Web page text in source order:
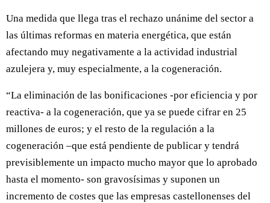
Una medida que llega tras el rechazo unánime del sector a
las últimas reformas en materia energética, que están
afectando muy negativamente a la actividad industrial
azulejera y, muy especialmente, a la cogeneración.
“La eliminación de las bonificaciones -por eficiencia y por
reactiva- a la cogeneración, que ya se puede cifrar en 25
millones de euros; y el resto de la regulación a la
cogeneración –que está pendiente de publicar y tendrá
previsiblemente un impacto mucho mayor que lo aprobado
hasta el momento- son gravosísimas y suponen un
incremento de costes que las empresas castellonenses del